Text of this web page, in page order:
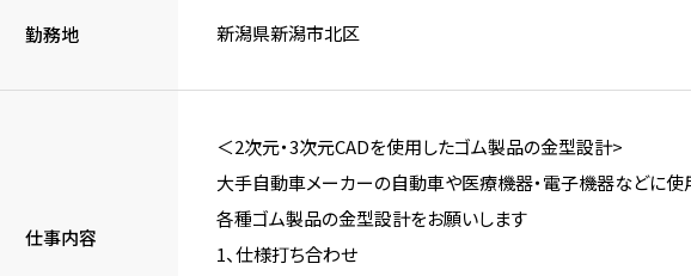
勤務地 新潟県新潟市北区
仕事内容
＜2次元・3次元CADを使用したゴム製品の金型設計>
大手自動車メーカーの自動車や医療機器・電子機器などに使
各種ゴム製品の金型設計をお願いします
1、仕様打ち合わせ